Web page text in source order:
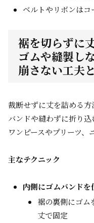
ベルトやリボンはコ
裾を切らずに
ゴムや縫製し
崩さない工夫
裁断せずに丈を詰める
バンドや縫わずに折り
ワンピースやプリーツ、
主なテクニック
内側にゴムバンドを
裾の裏側にゴム
丈で固定